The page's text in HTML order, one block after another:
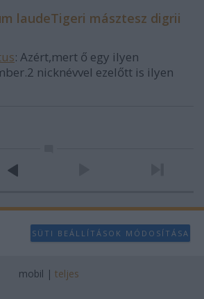
laudeTigeri másztesz digrii
: Azért,mert ő egy ilyen
nicknévvel ezelőtt is ilyen
SÜTI BEÁLLÍTÁSOK MÓDOSÍTÁSA
mobil | teljes